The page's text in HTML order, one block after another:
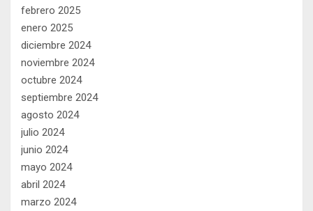
febrero 2025
enero 2025
diciembre 2024
noviembre 2024
octubre 2024
septiembre 2024
agosto 2024
julio 2024
junio 2024
mayo 2024
abril 2024
marzo 2024